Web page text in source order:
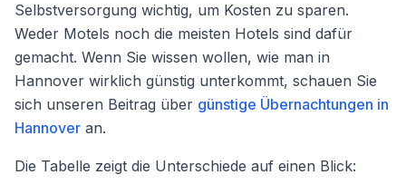
Selbstversorgung wichtig, um Kosten zu sparen.
Weder Motels noch die meisten Hotels sind dafür
gemacht. Wenn Sie wissen wollen, wie man in
Hannover wirklich günstig unterkommt, schauen Sie
sich unseren Beitrag über günstige Übernachtungen in
Hannover an.
Die Tabelle zeigt die Unterschiede auf einen Blick: